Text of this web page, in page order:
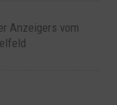
Anzeigers vom